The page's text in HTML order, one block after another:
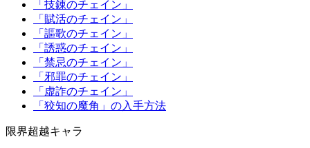
「技錬のチェイン」
「賦活のチェイン」
「謳歌のチェイン」
「誘惑のチェイン」
「禁忌のチェイン」
「邪罪のチェイン」
「虚詐のチェイン」
「狡知の魔角」の入手方法
限界超越キャラ